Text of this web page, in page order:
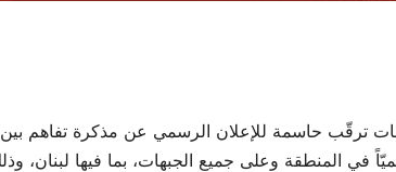
ترقّب حاسمة للإعلان الرسمي عن مذكرة تفاهم بين
في المنطقة وعلى جميع الجبهات، بما فيها لبنان،